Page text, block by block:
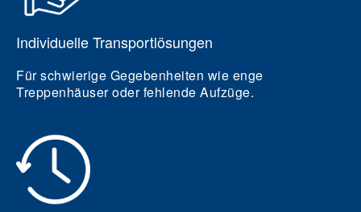
Individuelle Transportlösungen
Für schwierige Gegebenheiten wie enge
Treppenhäuser oder fehlende Aufzüge.